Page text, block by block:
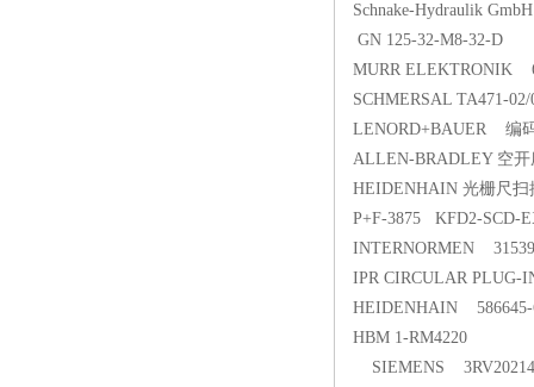
Schnake-Hydraulik
GN 125-32-M8-32-D
MURR ELEKTRONIK
SCHMERSAL TA471-
LENORD+BAUER 编
ALLEN-BRADLEY 空开
HEIDENHAIN 光栅尺扫
P+F-3875 KFD2-SCD-
INTERNORMEN
IPR CIRCULAR PLUG-
HEIDENHAIN 586645-
HBM 1-RM4220
SIEMENS